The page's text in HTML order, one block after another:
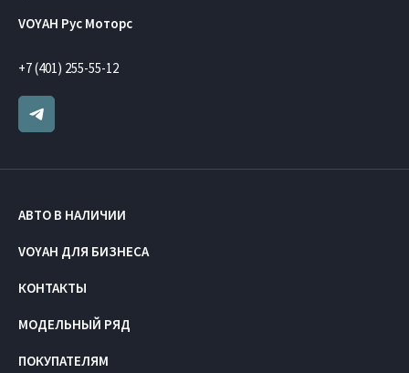
VOYAH Рус Моторс
+7 (401) 255-55-12
АВТО В НАЛИЧИИ
VOYAH ДЛЯ БИЗНЕСА
КОНТАКТЫ
МОДЕЛЬНЫЙ РЯД
ПОКУПАТЕЛЯМ